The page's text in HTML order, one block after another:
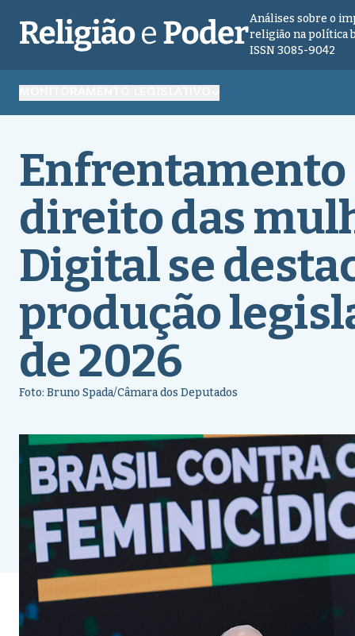
Análises sobre o
religião na política
ISSN 3085-9042
direito das
Digital se
produção
de 2026
Foto: Bruno Spada/Câmara dos Deputados